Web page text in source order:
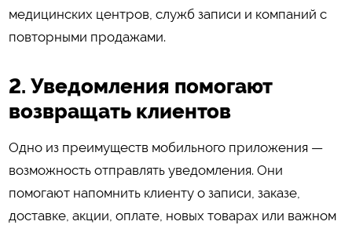
медицинских центров, служб записи и компаний с
повторными продажами.
2. Уведомления помогают
возвращать клиентов
Одно из преимуществ мобильного приложения —
возможность отправлять уведомления. Они
помогают напомнить клиенту о записи, заказе,
доставке, акции, оплате, новых товарах или важном